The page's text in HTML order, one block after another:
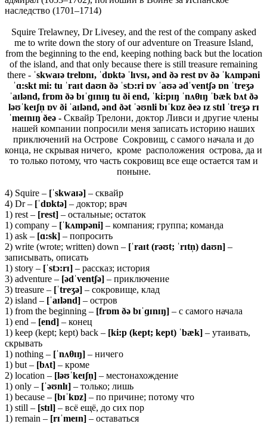
наследство (1701–1714)
Squire Trelawney, Dr Livesey, and the rest of the company asked
me to write down the story of our adventure on Treasure Island,
from the beginning to the end, keeping nothing back but the location
of the island, and that only because there is still treasure remaining
there - ˈskwaɪə trelɒnɪ, ˈdɒktə ˈlɪvsɪ, ənd ðə rest ɒv ðə ˈkʌmpəni
ˈɑ:skt mi: tu ˈraɪt daʊn ðə ˈstɔ:ri ɒv ˈaʊə ədˈventʃə ɒn ˈtreʒə
ˈaɪlənd, frɒm ðə bɪˈɡɪnɪŋ tu ði end, ˈki:pɪŋ ˈnʌθɪŋ ˈbæk bʌt ðə
ləʊˈkeɪʃn̩ ɒv ði ˈaɪlənd, ənd ðət ˈəʊnli bɪˈkɒz ðeə ɪz stɪl ˈtreʒə rɪ
ˈmeɪnɪŋ ðeə - Сквайр Трелони, доктор Ливси и другие члены
нашей компании попросили меня записать историю наших
приключений на Острове Сокровищ, с самого начала и до
конца, не скрывая ничего, кроме расположения острова, да и
то только потому, что часть сокровищ все еще остается там и
поныне.
4) Squire – [ˈskwaɪə] – сквайр
4) Dr – [ˈdɒktə] – доктор; врач
1) rest – [rest] – остальные; остаток
1) company – [ˈkʌmpəni] – компания; группа; команда
1) ask – [ɑ:sk] – попросить
2) write (wrote; written) down – [ˈraɪt (rəʊt; ˈrɪtn̩) daʊn] –
записывать, описать
1) story – [ˈstɔ:rɪ] – рассказ; история
3) adventure – [ədˈventʃə] – приключение
3) treasure – [ˈtreʒə] – сокровище, клад
2) island – [ˈaɪlənd] – остров
1) from the beginning – [frɒm ðə bɪˈɡɪnɪŋ] – с самого начала
1) end – [end] – конец
1) keep (kept; kept) back – [ki:p (kept; kept) ˈbæk] – утаивать,
скрывать
1) nothing – [ˈnʌθɪŋ] – ничего
1) but – [bʌt] – кроме
2) location – [ləʊˈkeɪʃn̩] – местонахождение
1) only – [ˈəʊnlɪ] – только; лишь
1) because – [bɪˈkɒz] – по причине; потому что
1) still – [stɪl] – всё ещё, до сих пор
1) remain – [rɪˈmeɪn] – оставаться